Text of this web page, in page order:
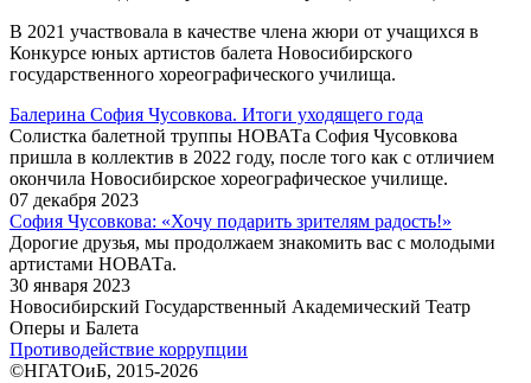
В 2021 участвовала в качестве члена жюри от учащихся в
Конкурсе юных артистов балета Новосибирского
государственного хореографического училища.
Балерина София Чусовкова. Итоги уходящего года
Солистка балетной труппы НОВАТа София Чусовкова
пришла в коллектив в 2022 году, после того как с отличием
окончила Новосибирское хореографическое училище.
07 декабря 2023
София Чусовкова: «Хочу подарить зрителям радость!»
Дорогие друзья, мы продолжаем знакомить вас с молодыми
артистами НОВАТа.
30 января 2023
Новосибирский Государственный Академический Театр
Оперы и Балета
Противодействие коррупции
©НГАТОиБ, 2015-2026